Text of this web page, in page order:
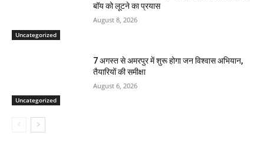
Uncategorized
बॉय को लूटने का प्रयास
August 8, 2026
Uncategorized
7 अगस्त से अमरपुर में शुरू होगा जन विश्वास अभियान,
तैयारियों की समीक्षा
August 6, 2026